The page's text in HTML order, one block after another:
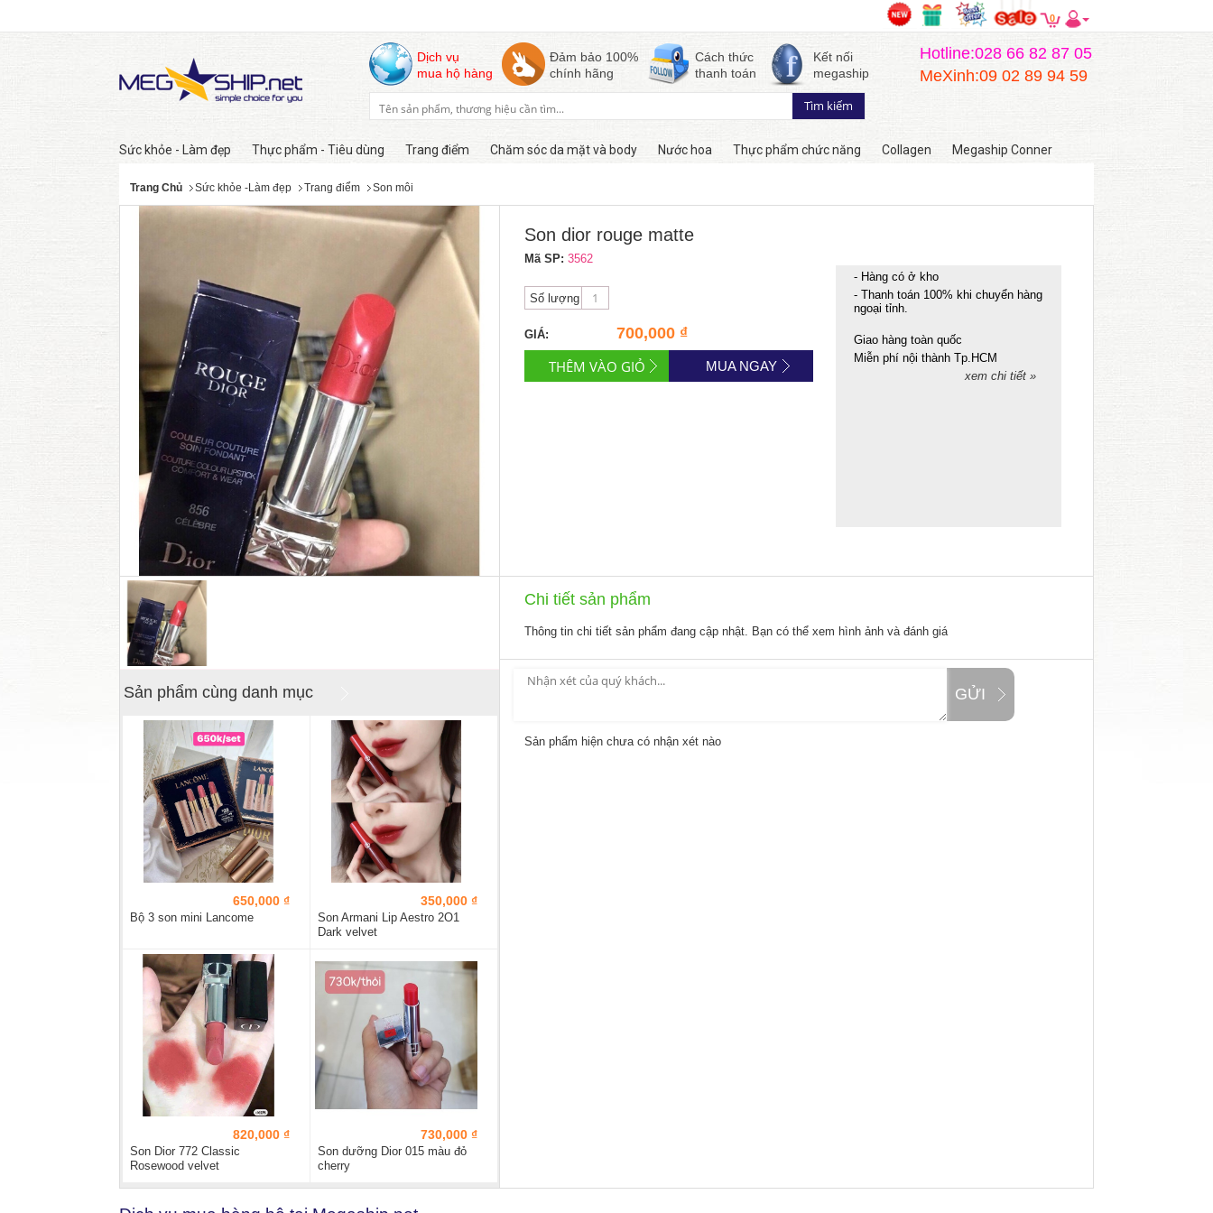
0
Dịch vụ
mua hộ hàng
Đảm bảo 100%
chính hãng
Cách thức
thanh toán
Kết nối
megaship
Hotline:028 66 82 87 05
MeXinh:09 02 89 94 59
Sức khỏe - Làm đẹp Thực phẩm - Tiêu dùng Trang điểm Chăm sóc da mặt và body Nước hoa Thực phẩm chức năng Collagen Megaship Conner
Trang Chủ Sức khỏe -Làm đẹp Trang điểm Son môi
Còn hàng
Sản phẩm cùng danh mục
650,000 ₫
Bộ 3 son mini Lancome
350,000 ₫
Son Armani Lip Aestro 2O1
Dark velvet
820,000 ₫
Son Dior 772 Classic
Rosewood velvet
730,000 ₫
Son dưỡng Dior 015 màu đỏ
cherry
Son dior rouge matte
Mã SP: 3562
Số lượng
GIÁ: 700,000 ₫
MUA NGAY
- Hàng có ở kho
- Thanh toán 100% khi chuyển hàng
ngoại tỉnh.
Giao hàng toàn quốc
Miễn phí nội thành Tp.HCM
xem chi tiết »
Chi tiết sản phẩm
Thông tin chi tiết sản phẩm đang cập nhật. Bạn có thể xem hình ảnh và đánh giá
GỬI
Sản phẩm hiện chưa có nhận xét nào